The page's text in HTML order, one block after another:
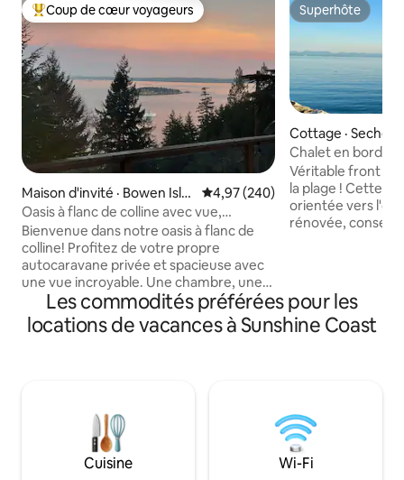
Coup de cœur voyageurs parmi les plus aimés
Coup de cœur voyageurs
Maison d'invité · Bowen Isla
nd
Note moyenne de 4,97 sur 5,
4,97 (240)
Oasis à flanc de colline avec vue,
1 chambre, poêle à bois
Bienvenue dans notre oasis à flanc de
colline! Profitez de votre propre
autocaravane privée et spacieuse avec
une vue incroyable. Une chambre, une
salle de bain, plaque chauffante, four
grille-pain, réfrigérateur, canapé-lit,
salon, joli petit poêle à bois. À 5 minutes
Téléviseur avec connexion Wi-Fi et
Firestick. Grand lit. Notez que nous
sommes à 45 minutes de marche en
montée du traversier. Nous vous
Superhôte
Superhôte
Cottage · Sechelt
Chalet en bord
Sechelt
Véritable front
la plage ! Cette
orientée vers
rénovée, conservant une partie de son
entendrez
s'élever au-
verrez des
Sunshine Coast
facile aux
seulement 4 min.
Les commodités préférées pour les
locations de vacances à Sunshine Coast
Cuisine Wi-Fi